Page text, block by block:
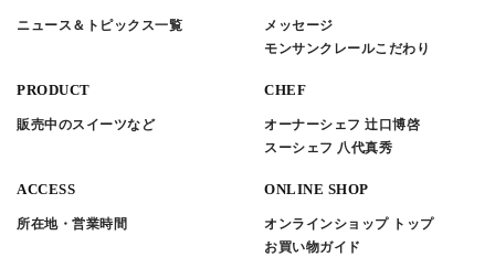
ニュース＆トピックス一覧
メッセージ
モンサンクレールこだわり
PRODUCT
販売中のスイーツなど
CHEF
オーナーシェフ 辻口博啓
スーシェフ 八代真秀
ACCESS
所在地・営業時間
ONLINE SHOP
オンラインショップ トップ
お買い物ガイド